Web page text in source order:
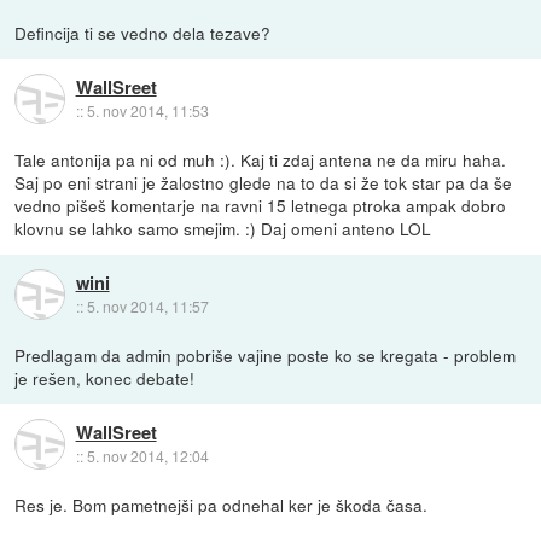
Defincija ti se vedno dela tezave?
WallSreet
::5. nov 2014, 11:53
Tale antonija pa ni od muh :). Kaj ti zdaj antena ne da miru haha.
Saj po eni strani je žalostno glede na to da si že tok star pa da še
vedno pišeš komentarje na ravni 15 letnega ptroka ampak dobro
klovnu se lahko samo smejim. :) Daj omeni anteno LOL
wini
:: 5. nov 2014, 11:57
Predlagam da admin pobriše vajine poste ko se kregata - problem
je rešen, konec debate!
WallSreet
::5. nov 2014, 12:04
Res je. Bom pametnejši pa odnehal ker je škoda časa.